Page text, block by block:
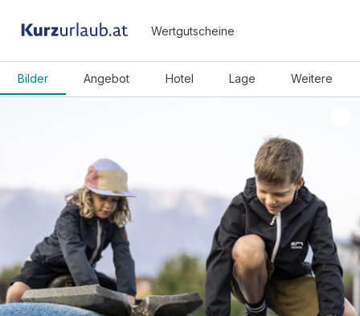
Wertgutscheine
Bilder Angebot Hotel Lage Weitere